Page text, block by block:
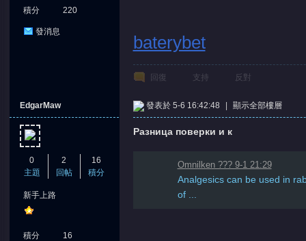
積分 220
發消息
baterybet
回復 支持 反對
EdgarMaw
0
主題
2
回帖
16
積分
新手上路
積分 16
發表於 5-6 16:42:48 顯示全部樓層
Разница поверки и к
Omnilken ??? 9-1 21:29
Analgesics can be used in
of ...